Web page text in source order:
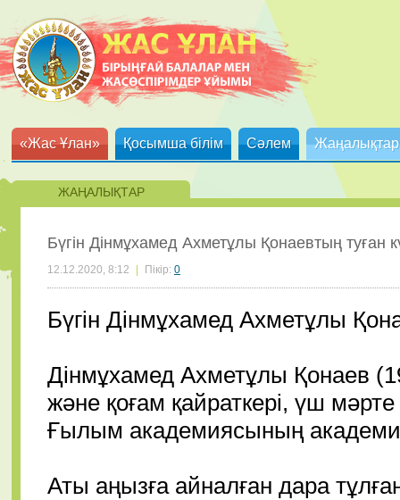
«Жас Ұлан» Қосымша білім Сәлем Жаңалықтар
ЖАҢАЛЫҚТАР
Бүгін Дінмұхамед Ахметұлы Қонаевтың туған
12.12.2020, 8:12 Пікір: 0
Бүгін Дінмұхамед Ахметұлы
Дінмұхамед Ахметұлы Қонаев
және қоғам қайраткері, үш
Ғылым академиясының
Аты аңызға айналған дара